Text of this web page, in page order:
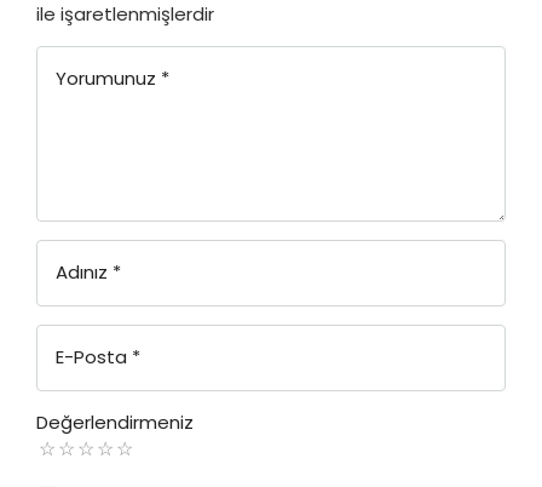
ile işaretlenmişlerdir
Yorumunuz *
Adınız *
E-Posta *
Değerlendirmeniz